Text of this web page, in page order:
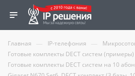
Главная — IP-телефония —
Готовые комплекты DECT систем (примеры)
Готовые комплекты DECT систем на 10